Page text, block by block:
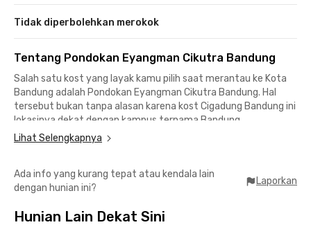
Tidak diperbolehkan merokok
Tentang Pondokan Eyangman Cikutra Bandung
Salah satu kost yang layak kamu pilih saat merantau ke Kota
Bandung adalah Pondokan Eyangman Cikutra Bandung. Hal
tersebut bukan tanpa alasan karena kost Cigadung Bandung ini
lokasinya dekat dengan kampus ternama Bandung.
Hanya butuh sekitar 10-15 menit perjalanan saja untuk kamu
Parahyangan, hingga Poltekpar NHI Bandung. Kost Cikutra juga
strategis ke berbagai gedung perkantoran Bandung, sebut saja
Lihat Selengkapnya
Ada info yang kurang tepat atau kendala lain
dengan hunian ini?
Laporkan
Hunian Lain Dekat Sini